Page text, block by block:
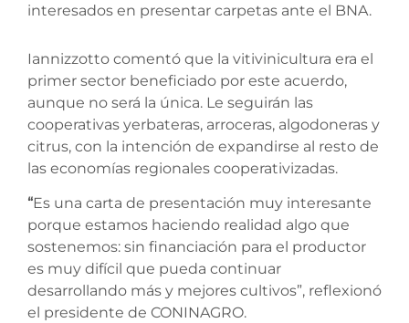
interesados en presentar carpetas ante el BNA.
Iannizzotto comentó que la vitivinicultura era el
primer sector beneficiado por este acuerdo,
aunque no será la única. Le seguirán las
cooperativas yerbateras, arroceras, algodoneras y
citrus, con la intención de expandirse al resto de
las economías regionales cooperativizadas.
“Es una carta de presentación muy interesante
porque estamos haciendo realidad algo que
sostenemos: sin financiación para el productor
es muy difícil que pueda continuar
desarrollando más y mejores cultivos”, reflexionó
el presidente de CONINAGRO.